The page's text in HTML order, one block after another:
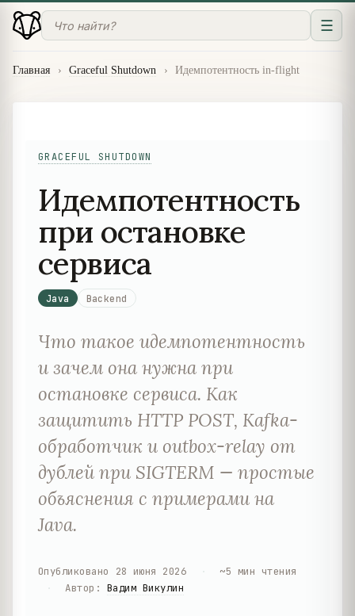
☰
Главная › Graceful Shutdown › Идемпотентность in-flight
GRACEFUL SHUTDOWN
Идемпотентность
при остановке
сервиса
Java Backend
Что такое идемпотентность
и зачем она нужна при
остановке сервиса. Как
защитить HTTP POST, Kafka-
обработчик и outbox-relay от
дублей при SIGTERM — простые
объяснения с примерами на
Java.
Опубликовано 28 июня 2026 ~5 мин чтения
Автор : Вадим Викулин